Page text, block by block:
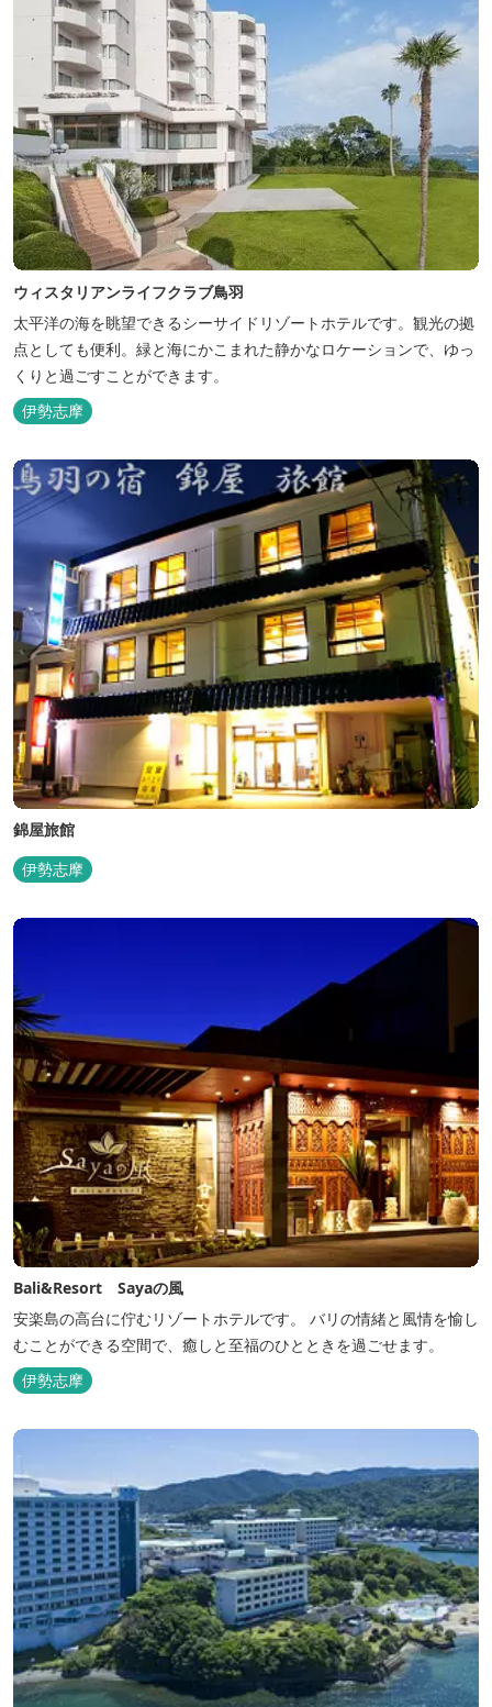
ウィスタリアンライフクラブ鳥羽
太平洋の海を眺望できるシーサイドリゾートホテルです。観光の拠
点としても便利。緑と海にかこまれた静かなロケーションで、ゆっ
くりと過ごすことができます。
伊勢志摩
錦屋旅館
伊勢志摩
Bali&Resort Sayaの風
安楽島の高台に佇むリゾートホテルです。 バリの情緒と風情を愉し
むことができる空間で、癒しと至福のひとときを過ごせます。
伊勢志摩